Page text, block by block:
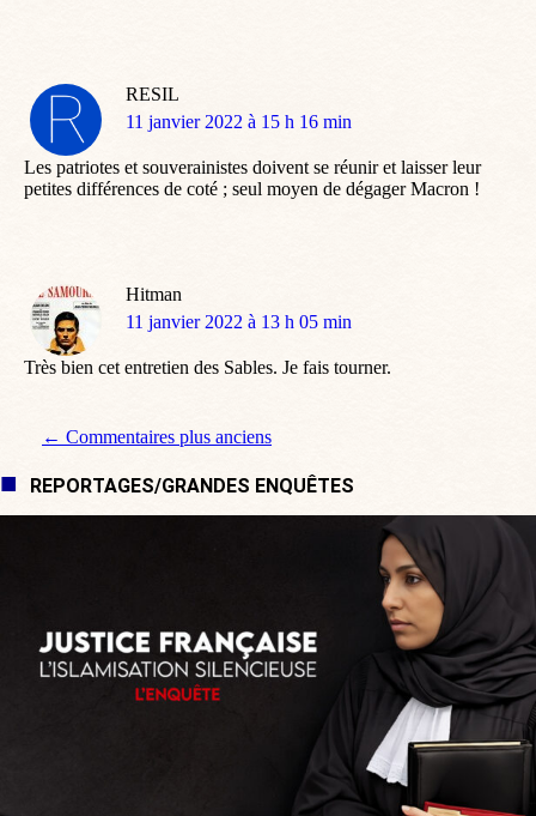
RESIL
dit
11 janvier 2022 à 15 h 16 min
Les patriotes et souverainistes doivent se réunir et laisser leur
petites différences de coté ; seul moyen de dégager Macron !
Hitman
dit
11 janvier 2022 à 13 h 05 min
Très bien cet entretien des Sables. Je fais tourner.
Navigation de commentaire
← Commentaires plus anciens
REPORTAGES/GRANDES ENQUÊTES